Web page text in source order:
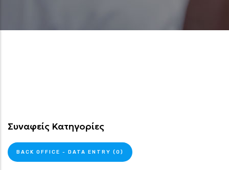
Συναφείς Κατηγορίες
BACK OFFICE - DATA ENTRY (0)